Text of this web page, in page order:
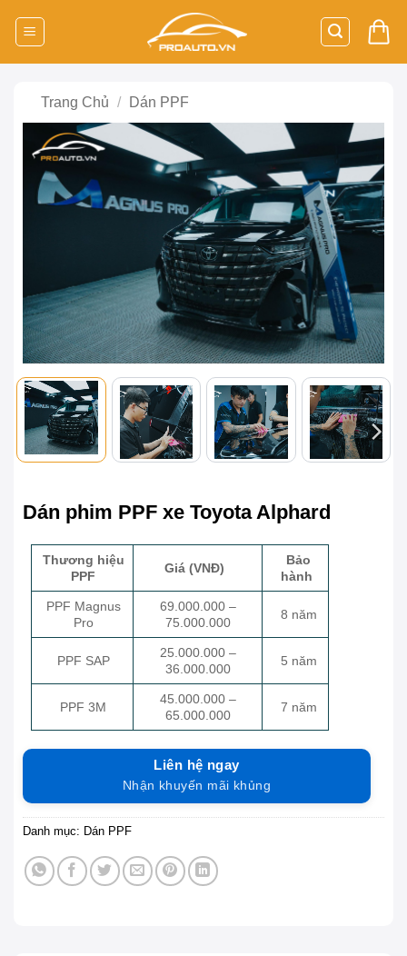
Trang Chủ / Dán PPF
Dán phim PPF xe Toyota Alphard
Thương hiệu
PPF
Giá (VNĐ)
Bảo
hành
PPF Magnus
Pro
69.000.000 –
75.000.000
8 năm
PPF SAP
25.000.000 –
36.000.000
5 năm
PPF 3M
45.000.000 –
65.000.000
7 năm
Liên hệ ngay
Nhận khuyến mãi khủng
Danh mục: Dán PPF